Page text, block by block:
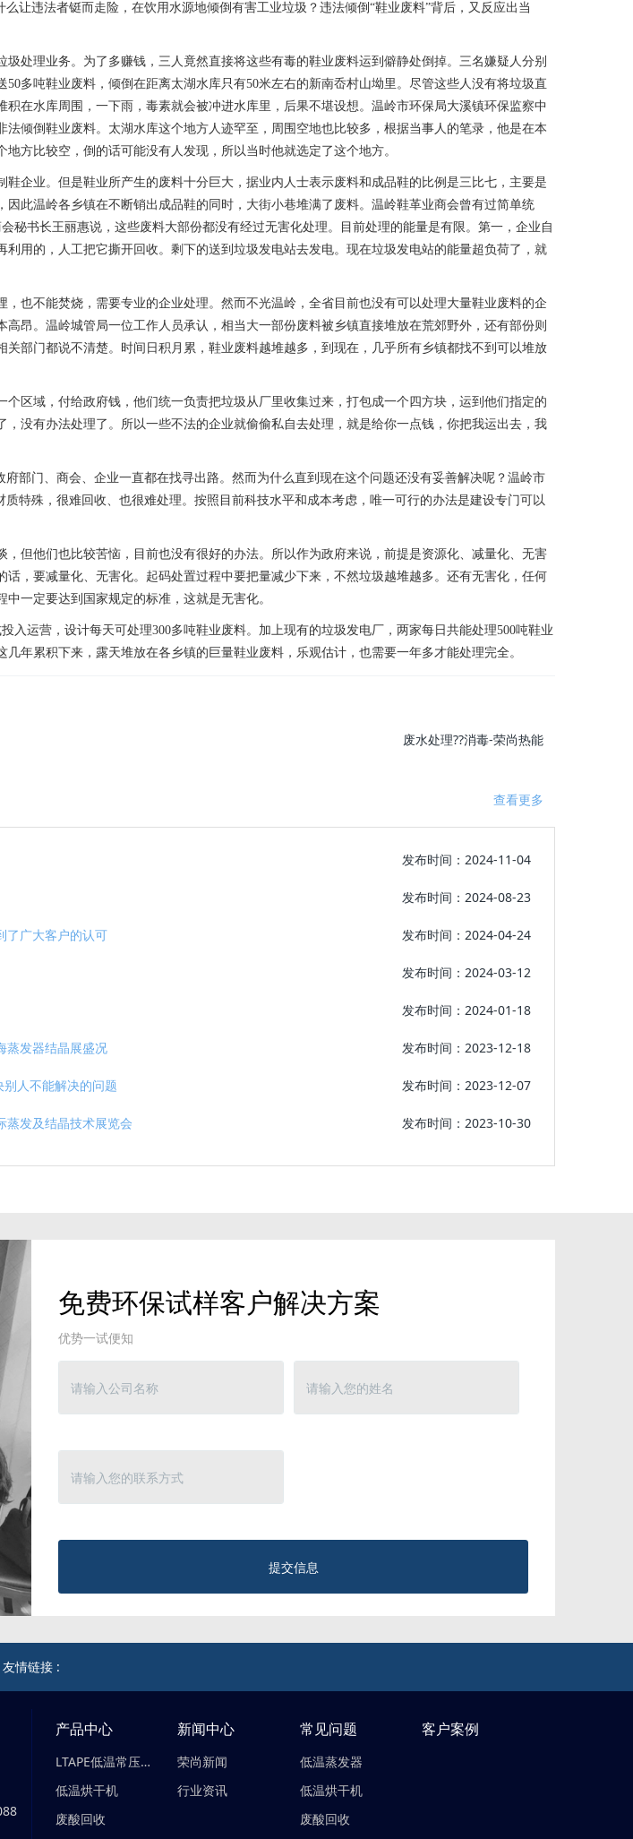
让违法者铤而走险，在饮用水源地倾倒有害工业垃圾？违法倾倒“鞋业废料”背后，又反应出当
理业务。为了多赚钱，三人竟然直接将这些有毒的鞋业废料运到僻静处倒掉。三名嫌疑人分别
50多吨鞋业废料，倾倒在距离太湖水库只有50米左右的新南岙村山坳里。尽管这些人没有将垃圾直
在水库周围，一下雨，毒素就会被冲进水库里，后果不堪设想。温岭市环保局大溪镇环保监察中
法倾倒鞋业废料。太湖水库这个地方人迹罕至，周围空地也比较多，根据当事人的笔录，他是在本
方比较空，倒的话可能没有人发现，所以当时他就选定了这个地方。
企业。但是鞋业所产生的废料十分巨大，据业内人士表示废料和成品鞋的比例是三比七，主要是
因此温岭各乡镇在不断销出成品鞋的同时，大街小巷堆满了废料。温岭鞋革业商会曾有过简单统
秘书长王丽惠说，这些废料大部份都没有经过无害化处理。目前处理的能量是有限。第一，企业自
利用的，人工把它撕开回收。剩下的送到垃圾发电站去发电。现在垃圾发电站的能量超负荷了，就
不能焚烧，需要专业的企业处理。然而不光温岭，全省目前也没有可以处理大量鞋业废料的企
高昂。温岭城管局一位工作人员承认，相当大一部份废料被乡镇直接堆放在荒郊野外，还有部份则
关部门都说不清楚。时间日积月累，鞋业废料越堆越多，到现在，几乎所有乡镇都找不到可以堆放
域，付给政府钱，他们统一负责把垃圾从厂里收集过来，打包成一个四方块，运到他们指定的
，没有办法处理了。所以一些不法的企业就偷偷私自去处理，就是给你一点钱，你把我运出去，我
门、商会、企业一直都在找寻出路。然而为什么直到现在这个问题还没有妥善解决呢？温岭市
特殊，很难回收、也很难处理。按照目前科技水平和成本考虑，唯一可行的办法是建设专门可以
他们也比较苦恼，目前也没有很好的办法。所以作为政府来说，前提是资源化、减量化、无害
话，要减量化、无害化。起码处置过程中要把量减少下来，不然垃圾越堆越多。还有无害化，任何
一定要达到国家规定的标准，这就是无害化。
运营，设计每天可处理300多吨鞋业废料。加上现有的垃圾发电厂，两家每日共能处理500吨鞋业
年累积下来，露天堆放在各乡镇的巨量鞋业废料，乐观估计，也需要一年多才能处理完全。
废水处理??消毒-荣尚热能
查看更多
发布时间：2024-11-04
发布时间：2024-08-23
了广大客户的认可 发布时间：2024-04-24
发布时间：2024-03-12
发布时间：2024-01-18
蒸发器结晶展盛况 发布时间：2023-12-18
别人不能解决的问题 发布时间：2023-12-07
蒸发及结晶技术展览会 发布时间：2023-10-30
免费环保试样客户解决方案
优势一试便知
提交信息
友情链接 :
产品中心
LTAPE低温常压蒸发器
低温烘干机
废酸回收
新闻中心
荣尚新闻
行业资讯
常见问题
低温蒸发器
低温烘干机
废酸回收
客户案例